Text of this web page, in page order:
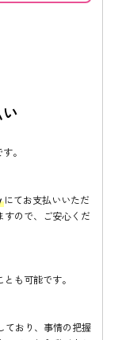
。
にてお支払いいただ
すので、ご安心くだ
も可能です。
ており、事情の把握